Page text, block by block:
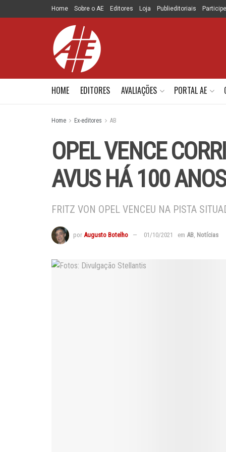
Home Sobre o AE Editores Loja Publieditoriais
HOME EDITORES AVALIAÇÕES PORTAL AE
Home Ex-editores AB
OPEL VENCE
AVUS HÁ 100 ANOS
FRITZ VON OPEL VENCEU NA PISTA
por Augusto Botelho 01/10/2021 em AB, Notícias